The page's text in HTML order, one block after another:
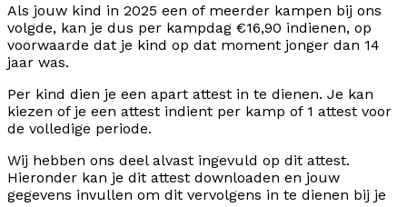
Als jouw kind in 2025 een of meerder kampen bij ons
volgde, kan je dus per kampdag €16,90 indienen, op
voorwaarde dat je kind op dat moment jonger dan 14
jaar was.
Per kind dien je een apart attest in te dienen. Je kan
kiezen of je een attest indient per kamp of 1 attest voor
de volledige periode.
Wij hebben ons deel alvast ingevuld op dit attest.
Hieronder kan je dit attest downloaden en jouw
gegevens invullen om dit vervolgens in te dienen bij je